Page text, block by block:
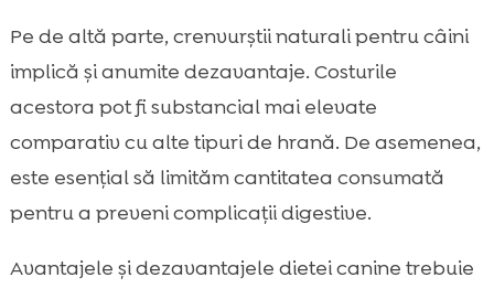
Pe de altă parte, crenvurștii naturali pentru câini
implică și anumite dezavantaje. Costurile
acestora pot fi substancial mai elevate
comparativ cu alte tipuri de hrană. De asemenea,
este esențial să limităm cantitatea consumată
pentru a preveni complicații digestive.
Avantajele și dezavantajele dietei canine trebuie